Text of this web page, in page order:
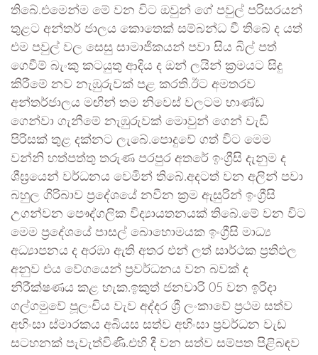
තිබේ.එමෙන්ම මේ වන විට ඔවුන් ගේ පවුල් පරිසරයන්
තුළට අන්තර් ජාලය කොතෙක් සම්බන්ධ වී තිබේ ද යත්
එම පවුල් වල සෙසු සාමාජිකයන් පවා සිය බිල් පත්
ගෙවීම් බැංකු කටයුතු ආදිය ද ඔන් ලයින් ක්‍රමයට සිදු
කිරීමේ නව නැඹුරුවක් පළ කරති.ඊට අමතරව
අන්තර්ජාලය මඟින් තම නිවෙස් වලටම භාණ්ඩ
ගෙන්වා ගැනීමේ නැඹුරුවක් මොවුන් ගෙන් වැඩි
පිරිසක් තුළ දක්නට ලැබේ.පොදුවේ ගත් විට මෙම
වන්නි හත්පත්තු තරුණ පරපුර අතරේ ඉංග්‍රීසි දැනුම ද
ශීඝ්‍රයෙන් වර්ධනය වෙමින් තිබේ.අදටත් වන අලින් පවා
බහුල ගිරිබාව ප්‍රදේශයේ නවීන ක්‍රම ඇසුරින් ඉංග්‍රීසි
උගන්වන පෞද්ගලික විද්‍යායතනයක් තිබේ.මේ වන විට
මෙම ප්‍රදේශයේ පාසල් බොහොමයක ඉංග්‍රීසි මාධ්‍ය
අධ්‍යාපනය ද අරඹා ඇති අතර එන් ලත් සාර්ථක ප්‍රතිඵල
අනුව එය වේගයෙන් ප්‍රවර්ධනය වන බවක් ද
නිරීක්ෂණය කළ හැක.ඉකුත් ජනවාරි 05 වන ඉරිදා
ගල්ගමුවේ පූලංචිය වැව අද්දර ශ්‍රී ලංකාවේ ප්‍රථම සත්ව
අහිංසා ස්මාරකය අබියස සත්ව අහිංසා ප්‍රවර්ධන වැඩ
සටහනක් පැවැත්විණි.එහි දී වන සත්ව සම්පත පිළිබඳව